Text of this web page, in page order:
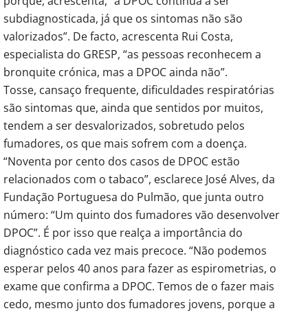
subdiagnosticada, já que os sintomas não são
valorizados”. De facto, acrescenta Rui Costa,
especialista do GRESP, “as pessoas reconhecem a
bronquite crónica, mas a DPOC ainda não”.
Tosse, cansaço frequente, dificuldades respiratórias
são sintomas que, ainda que sentidos por muitos,
tendem a ser desvalorizados, sobretudo pelos
fumadores, os que mais sofrem com a doença.
“Noventa por cento dos casos de DPOC estão
relacionados com o tabaco”, esclarece José Alves, da
Fundação Portuguesa do Pulmão, que junta outro
número: “Um quinto dos fumadores vão desenvolver
DPOC”. É por isso que realça a importância do
diagnóstico cada vez mais precoce. “Não podemos
esperar pelos 40 anos para fazer as espirometrias, o
exame que confirma a DPOC. Temos de o fazer mais
cedo, mesmo junto dos fumadores jovens, porque a